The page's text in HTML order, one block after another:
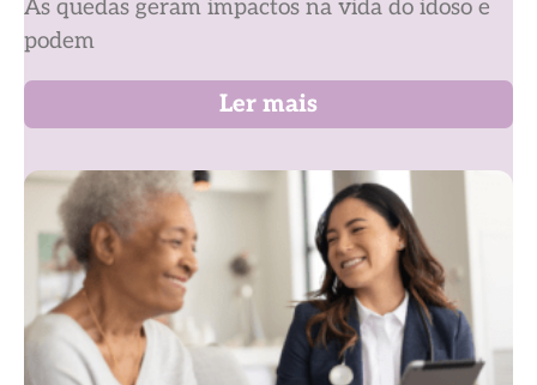
As quedas geram impactos na vida do idoso e
podem
Ler mais